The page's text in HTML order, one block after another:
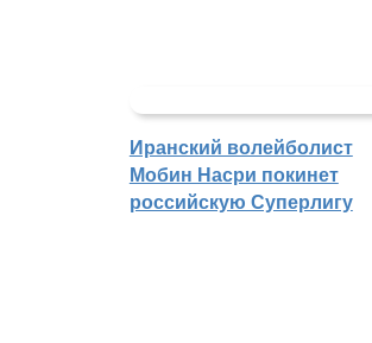
Иранский волейболист
Мобин Насри покинет
российскую Суперлигу